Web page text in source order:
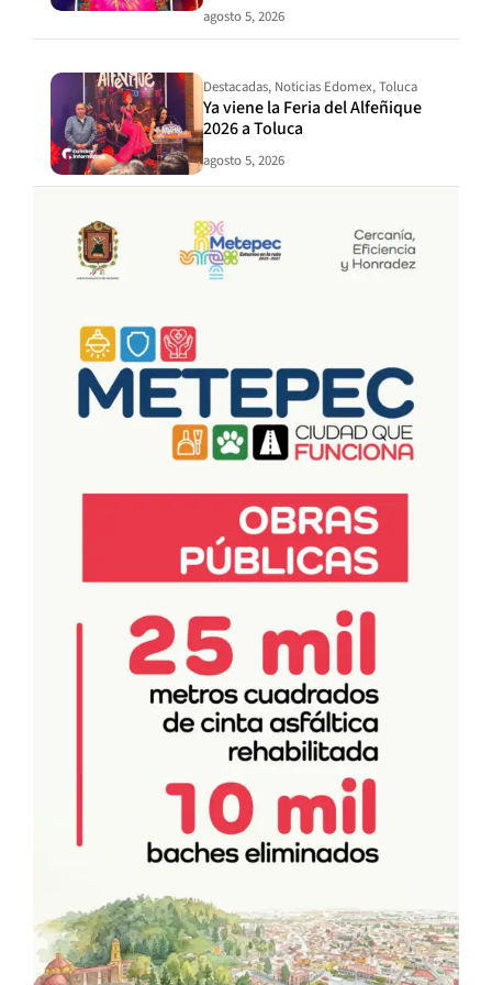
agosto 5, 2026
Destacadas, Noticias Edomex,Toluca
Ya viene la Feria del Alfeñique
2026 a Toluca
agosto 5, 2026